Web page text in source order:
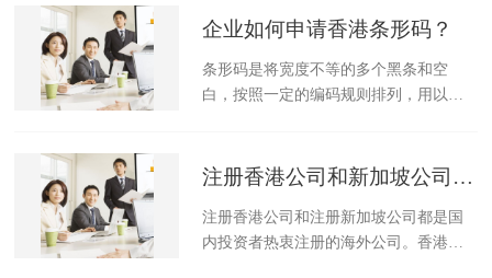
企业如何申请香港条形码？
条形码是将宽度不等的多个黑条和空
白，按照一定的编码规则排列，用以表
条）和白条（简称空）排成的平行线图注册香港公司和新加坡公司的区别
注册香港公司和注册新加坡公司都是国
内投资者热衷注册的海外公司。香港和